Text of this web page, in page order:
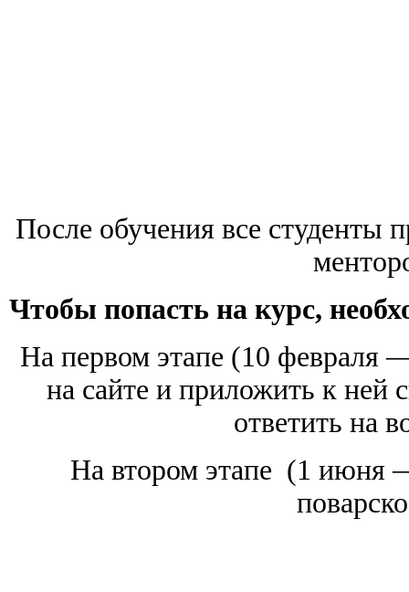
После обучения все студенты
Чтобы попасть на курс,
На первом этапе (10 февраля
на сайте и приложить к ней
ответить на
На втором этапе (1 июня